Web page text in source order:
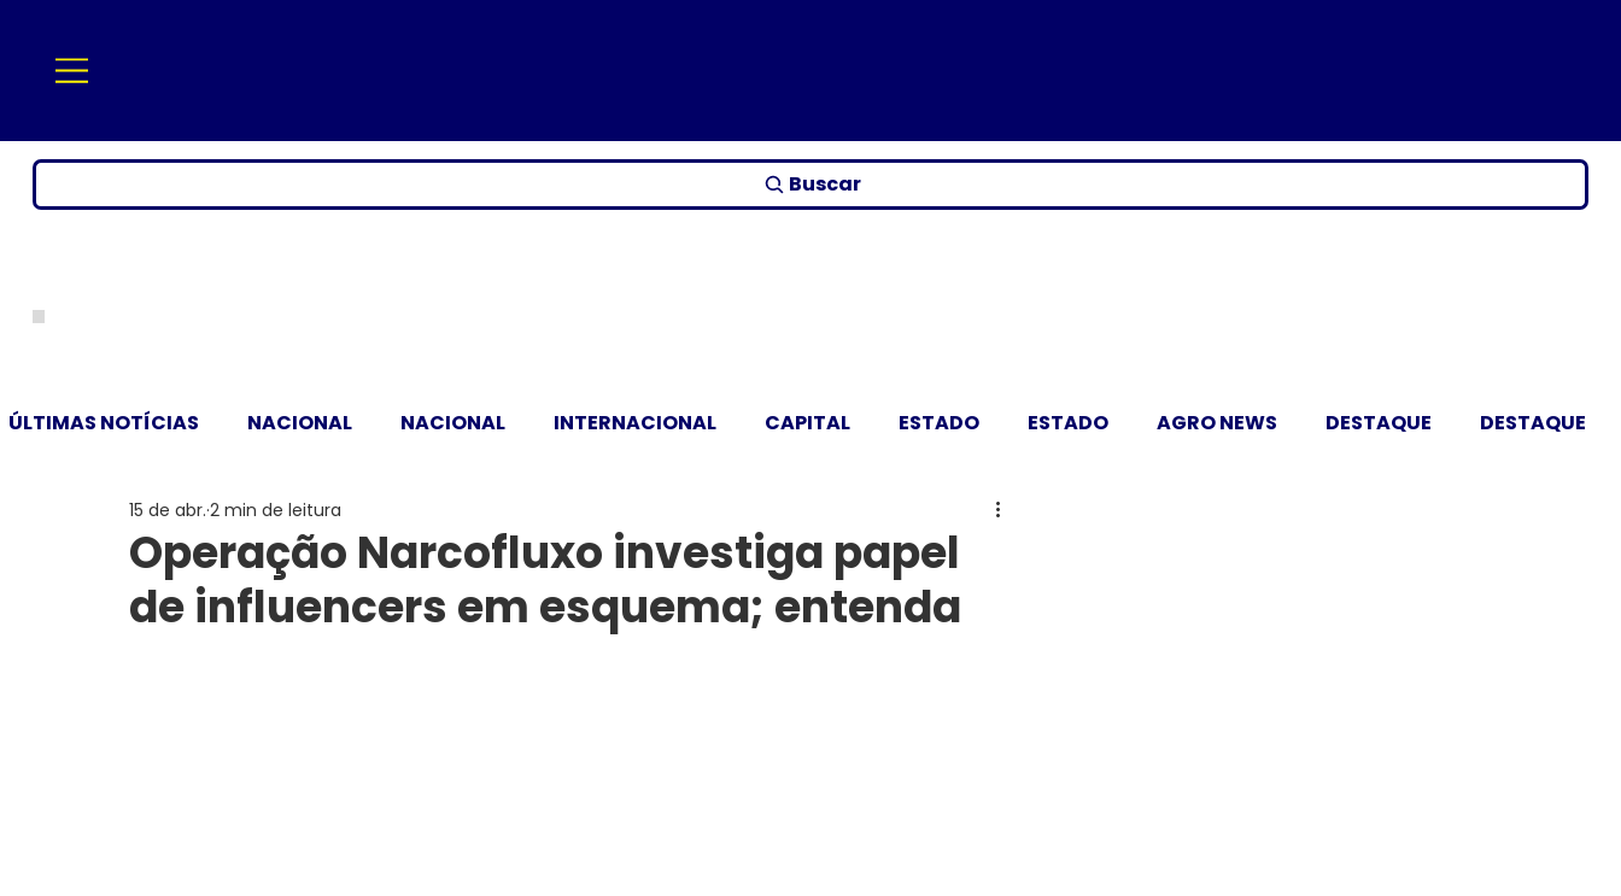
Buscar
ÚLTIMAS NOTÍCIAS NACIONAL NACIONAL INTERNACIONAL CAPITAL ESTADO ESTADO AGRO NEWS DESTAQUE DESTAQUE
Operação Narcofluxo investiga papel
de influencers em esquema; entenda
15 de abr. 2 min de leitura